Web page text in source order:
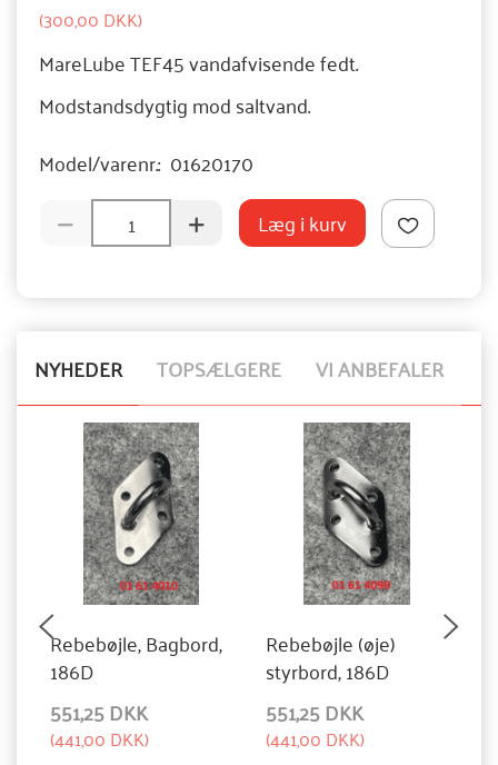
(300,00 DKK)
MareLube TEF45 vandafvisende fedt.
Modstandsdygtig mod saltvand.
Model/varenr.: 01620170
Læg i kurv
NYHEDER TOPSÆLGERE VI ANBEFALER
Rebebøjle, Bagbord,
186D
551,25 DKK
(441,00 DKK)
Rebebøjle (øje)
styrbord, 186D
551,25 DKK
(441,00 DKK)